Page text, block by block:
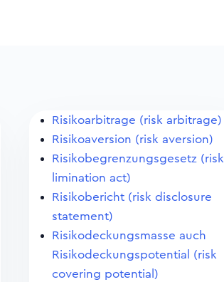
Risikoarbitrage (risk arbitrage)
Risikoaversion (risk aversion)
Risikobegrenzungsgesetz (risk
limination act)
Risikobericht (risk disclosure
statement)
Risikodeckungsmasse auch
Risikodeckungspotential (risk
covering potential)